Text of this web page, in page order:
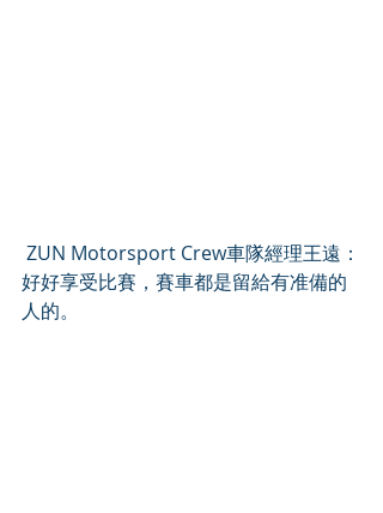
好好享受比賽，賽車都是留給有准備的
人的。